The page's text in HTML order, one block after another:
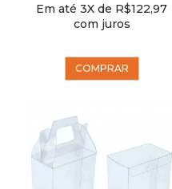
Em até 3X de R$122,97
com juros
COMPRAR